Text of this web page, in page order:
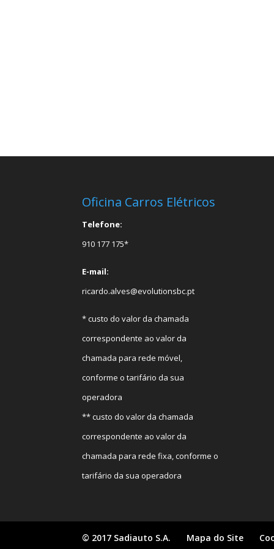
Oficina Carros Elétricos
Telefone:
910 177 175*
E-mail:
ricardo.alves@evolutionsbc.pt
* custo do valor da chamada
correspondente ao valor da
chamada para rede móvel,
conforme o tarifário da sua
operadora
** custo do valor da chamada
correspondente ao valor da
chamada para rede fixa, conforme o
tarifário da sua operadora
© 2017 Sadiauto S.A. Mapa do Site